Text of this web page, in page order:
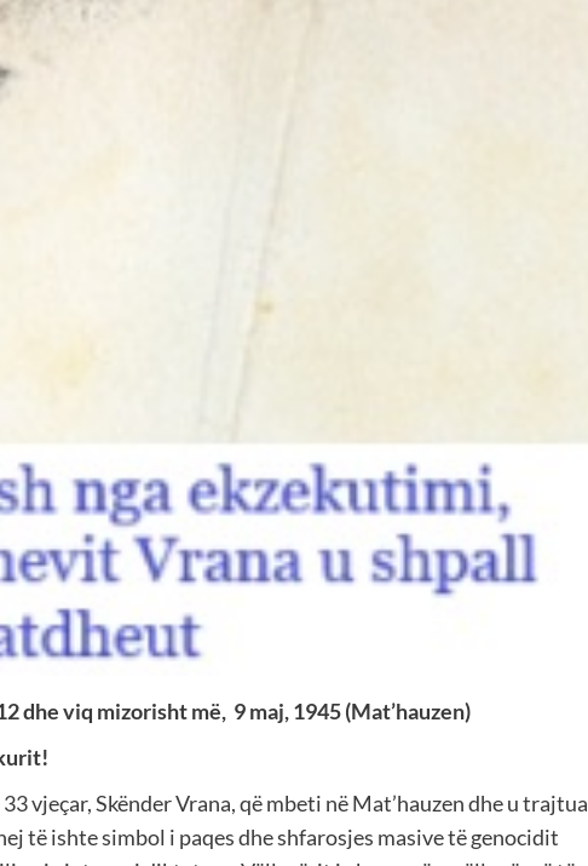
dhe viq mizorisht më, 9 maj, 1945 (Mat’hauzen)
vjeçar, Skënder Vrana, që mbeti në Mat’hauzen dhe u trajtua
të ishte simbol i paqes dhe shfarosjes masive të genocidit